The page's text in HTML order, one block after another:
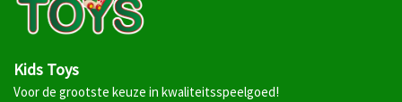
Kids Toys
Voor de grootste keuze in kwaliteitsspeelgoed!